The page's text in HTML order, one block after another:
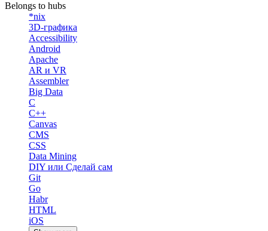
Belongs to hubs
*nix
3D-графика
Accessibility
Android
Apache
AR и VR
Assembler
Big Data
C
C++
Canvas
CMS
CSS
Data Mining
DIY или Сделай сам
Git
Go
Habr
HTML
iOS